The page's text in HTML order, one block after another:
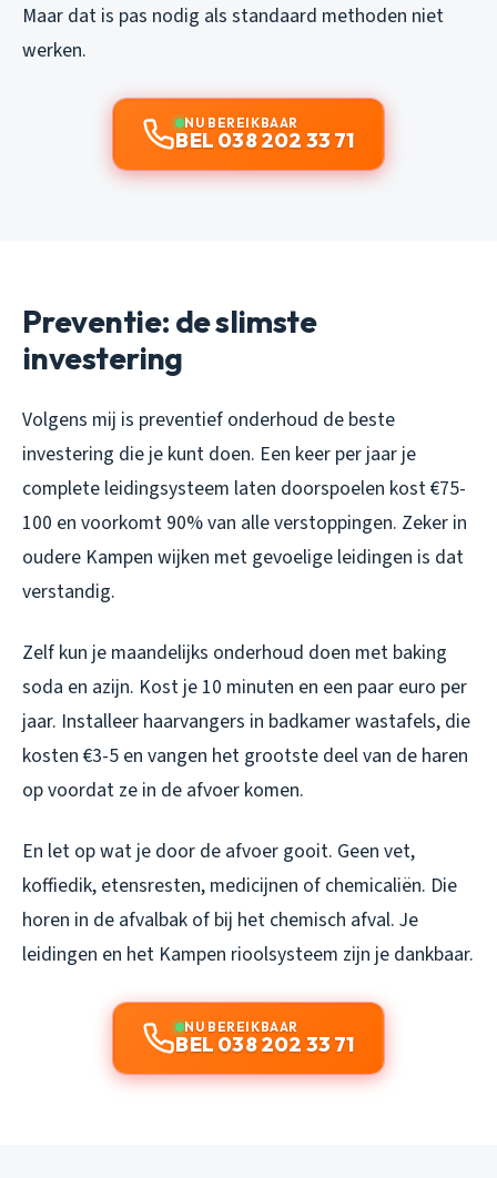
Maar dat is pas nodig als standaard methoden niet
werken.
NU BEREIKBAAR
BEL 038 202 33 71
Preventie: de slimste
investering
Volgens mij is preventief onderhoud de beste
investering die je kunt doen. Een keer per jaar je
complete leidingsysteem laten doorspoelen kost €75-
100 en voorkomt 90% van alle verstoppingen. Zeker in
oudere Kampen wijken met gevoelige leidingen is dat
verstandig.
Zelf kun je maandelijks onderhoud doen met baking
soda en azijn. Kost je 10 minuten en een paar euro per
jaar. Installeer haarvangers in badkamer wastafels, die
kosten €3-5 en vangen het grootste deel van de haren
op voordat ze in de afvoer komen.
En let op wat je door de afvoer gooit. Geen vet,
koffiedik, etensresten, medicijnen of chemicaliën. Die
horen in de afvalbak of bij het chemisch afval. Je
leidingen en het Kampen rioolsysteem zijn je dankbaar.
NU BEREIKBAAR
BEL 038 202 33 71